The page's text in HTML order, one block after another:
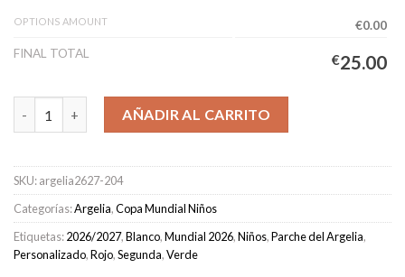
OPTIONS AMOUNT
€0.00
FINAL TOTAL
€25.00
Camiseta Argelia Segunda Equipación Niños 2026/2027 cantidad
AÑADIR AL CARRITO
SKU:argelia2627-204
Categorías:Argelia,Copa Mundial Niños
Etiquetas:2026/2027,Blanco,Mundial 2026,Niños,Parche del Argelia,
Personalizado,Rojo,Segunda,Verde